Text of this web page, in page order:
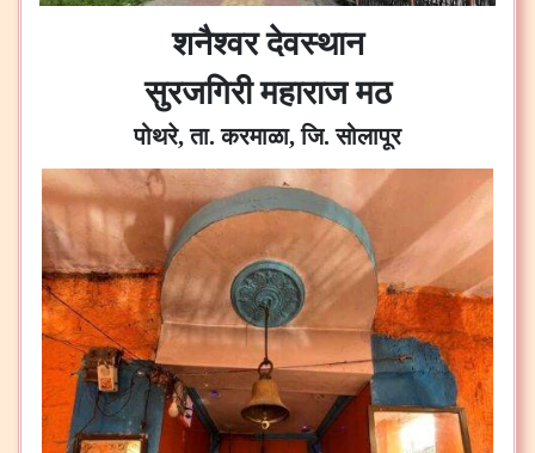
शनैश्वर देवस्थान
सुरजगिरी महाराज मठ
पोथरे, ता. करमाळा, जि. सोलापूर